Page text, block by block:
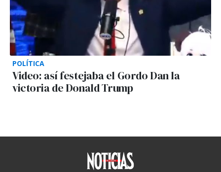
POLÍTICA
Video: así festejaba el Gordo Dan la
victoria de Donald Trump